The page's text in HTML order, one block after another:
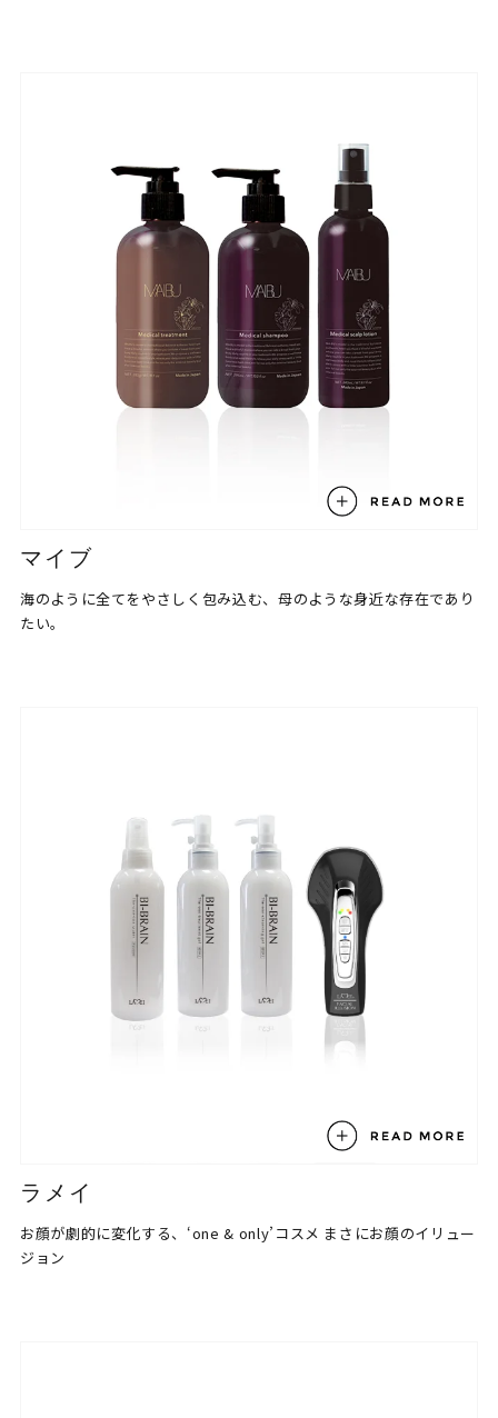
マイブ
海のように全てをやさしく包み込む、母のような身近な存在であり
たい。
ラメイ
お顔が劇的に変化する、‘one & only’コスメ まさにお顔のイリュー
ジョン